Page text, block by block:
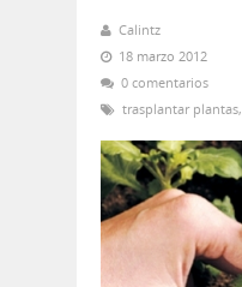
Calintz
18 marzo 2012
0 comentarios
trasplantar plantas,